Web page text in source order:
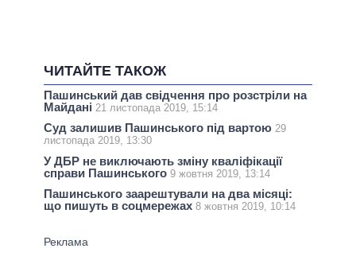
ЧИТАЙТЕ ТАКОЖ
Пашинський дав свідчення про розстріли на
Майдані 21 листопада 2019, 15:14
Суд залишив Пашинського під вартою 29
листопада 2019, 13:30
У ДБР не виключають зміну кваліфікації
справи Пашинського 9 жовтня 2019, 13:14
Пашинського заарештували на два місяці:
що пишуть в соцмережах 8 жовтня 2019, 10:14